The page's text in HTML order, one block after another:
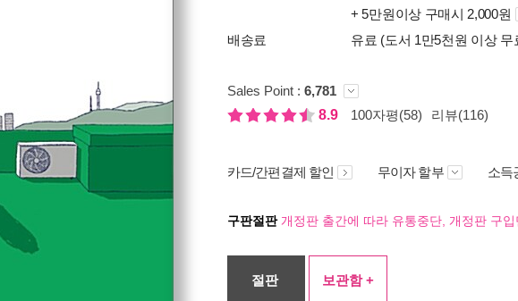
+ 5만원이상 구매시 2,000원
배송료
유료 (도서 1만5천원 이상 무
Sales Point : 6,781
8.9
100자평(58) 리뷰(116)
카드/간편결제 할인 무이자 할부 소득
구판절판개정판 출간에 따라 유통중단, 개정판 구입
절판 보관함 +